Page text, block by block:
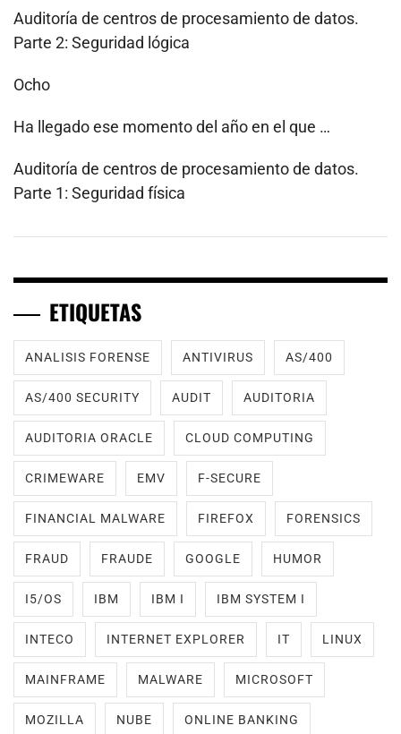
Auditoría de centros de procesamiento de datos.
Parte 2: Seguridad lógica
Ocho
Ha llegado ese momento del año en el que …
Auditoría de centros de procesamiento de datos.
Parte 1: Seguridad física
ETIQUETAS
ANALISIS FORENSE ANTIVIRUS AS/400
AS/400 SECURITY AUDIT AUDITORIA
AUDITORIA ORACLE CLOUD COMPUTING
CRIMEWARE EMV F-SECURE
FINANCIAL MALWARE FIREFOX FORENSICS
FRAUD FRAUDE GOOGLE HUMOR
I5/OS IBM IBM I IBM SYSTEM I
INTECO INTERNET EXPLORER IT LINUX
MAINFRAME MALWARE MICROSOFT
MOZILLA NUBE ONLINE BANKING